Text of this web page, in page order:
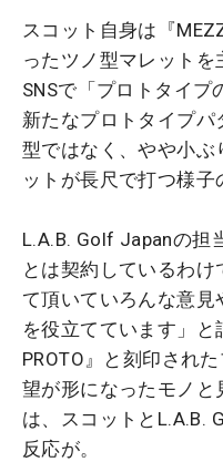
スコット自身は『
ったツノ型マレット
SNSで「プロトタイプ
新たなプロトタイプパ
型ではなく、やや小ぶ
ットが長尺で打つ様子
L.A.B. Golf Japanの担
とは契約しているわ
て頂いていろんな意
を役立てています」
PROTO』と刻印され
望が形になったモノと
は、スコットとL.A.B.
反応が。